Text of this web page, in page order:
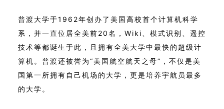
普渡大学于1962年创办了美国高校首个计算机科学
系，并一直位居全美前20名，Wiki、模式识别、遥控
技术等都诞生于此，且拥有全美大学中最快的超级计
算机。普渡还被誉为“美国航空航天之母”，不仅是美
国第一所拥有自己机场的大学，更是培养宇航员最多
的大学。